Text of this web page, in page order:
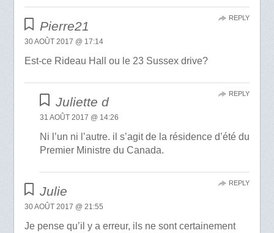
Pierre21
30 AOÛT 2017 @ 17:14
Est-ce Rideau Hall ou le 23 Sussex drive?
REPLY
Juliette d
31 AOÛT 2017 @ 14:26
Ni l’un ni l’autre. il s’agit de la résidence d’été du
Premier Ministre du Canada.
REPLY
Julie
30 AOÛT 2017 @ 21:55
Je pense qu’il y a erreur, ils ne sont certainement
REPLY